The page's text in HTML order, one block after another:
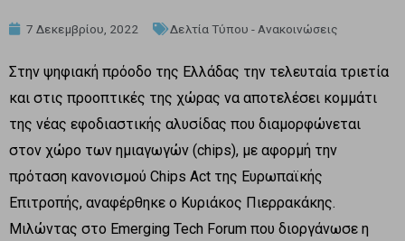
7 Δεκεμβρίου, 2022 Δελτία Τύπου - Ανακοινώσεις
Στην ψηφιακή πρόοδο της Ελλάδας την τελευταία τριετία
και στις προοπτικές της χώρας να αποτελέσει κομμάτι
της νέας εφοδιαστικής αλυσίδας που διαμορφώνεται
στον χώρο των ημιαγωγών (chips), με αφορμή την
πρόταση κανονισμού Chips Act της Ευρωπαϊκής
Επιτροπής, αναφέρθηκε ο Κυριάκος Πιερρακάκης.
Μιλώντας στο Emerging Tech Forum που διοργάνωσε η